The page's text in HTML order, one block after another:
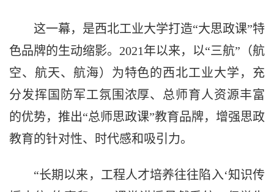
这一幕，是西北工业大学打造“大思政课”特
色品牌的生动缩影。2021年以来，以“三航”（航
空、航天、航海）为特色的西北工业大学，充
分发挥国防军工氛围浓厚、总师育人资源丰富
的优势，推出“总师思政课”教育品牌，增强思政
教育的针对性、时代感和吸引力。
“长期以来，工程人才培养往往陷入‘知识传